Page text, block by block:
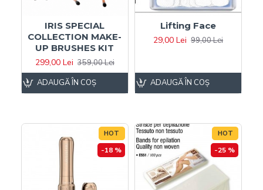
IRIS SPECIAL
COLLECTION MAKE-
UP BRUSHES KIT
299,00 Lei 359,00 Lei
ADAUGĂ ÎN COŞ
Lifting Face
29,00 Lei 99,00 Lei
ADAUGĂ ÎN COŞ
HOT
-18 %
HOT
-25 %